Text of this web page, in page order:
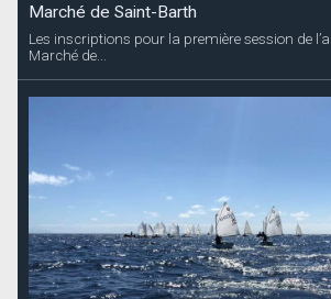
Marché de Saint-Barth
Les inscriptions pour la première session de
Marché de...